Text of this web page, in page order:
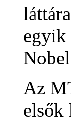
egyik
Az
elsők